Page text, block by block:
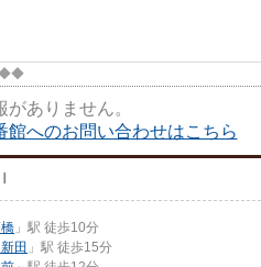
◆◆
ありません。
へのお問い合わせはこちら
」駅 徒歩10分
田 」駅 徒歩15分